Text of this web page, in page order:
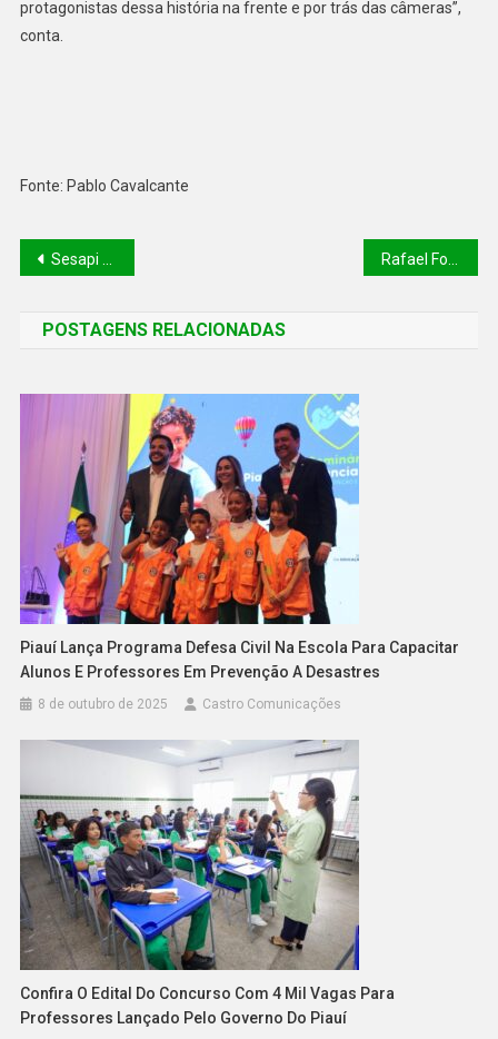
protagonistas dessa história na frente e por trás das câmeras”,
conta.
Fonte: Pablo Cavalcante
Sesapi distribuiu mais de 600 mil medicamentos para tratamento do tabagismo em 2024 Rafael Fonteles apresenta oportunidades de negócios no Nordeste a empresários da Arábia Saudita
POSTAGENS RELACIONADAS
Piauí Lança Programa Defesa Civil Na Escola Para Capacitar
Alunos E Professores Em Prevenção A Desastres
8 de outubro de 2025 Castro Comunicações
Confira O Edital Do Concurso Com 4 Mil Vagas Para
Professores Lançado Pelo Governo Do Piauí